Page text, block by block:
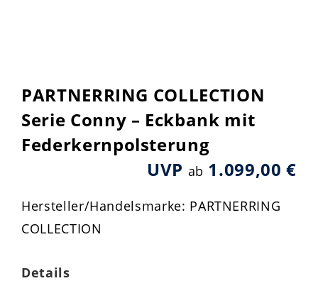
PARTNERRING COLLECTION
Serie Conny – Eckbank mit
Federkernpolsterung
UVP ab 1.099,00 €
Hersteller/Handelsmarke: PARTNERRING
COLLECTION
Details